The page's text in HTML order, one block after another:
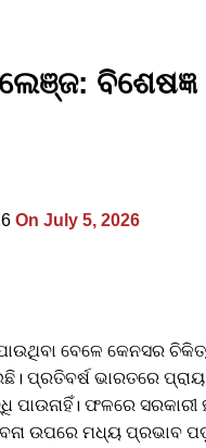
On July 5, 2026
ବେଳେ କେନସର
ପ୍ରତିବର୍ଷ ଭାରତରେ
ଫଳରେ
ଉପରେ ମଧ୍ୟ ପ୍ରଭାବ